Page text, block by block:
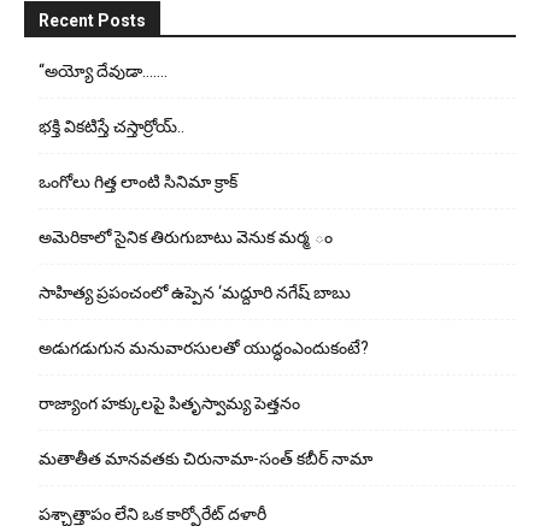
Recent Posts
“అయ్యో దేవుడా…….
భ‌క్తి విక‌టిస్తే చ‌స్తార్రోయ్‌..
ఒంగోలు గిత్త లాంటి సినిమా క్రాక్
అమెరికాలో సైనిక తిరుగుబాటు వెనుక మర్మ ం
సాహిత్య ప్రపంచంలో ఉప్పెన ‘మద్దూరి నగేష్ బాబు
అడుగ‌డుగున మ‌నువార‌సుల‌తో యుద్ధంఎందుకంటే?
రాజ్యాంగ హక్కులపై పితృస్వామ్య పెత్తనం
మతాతీత మానవతకు చిరునామా-సంత్ కబీర్ నామా
పశ్చాత్తాపం లేని ఒక కార్పోరేట్ దళారీ